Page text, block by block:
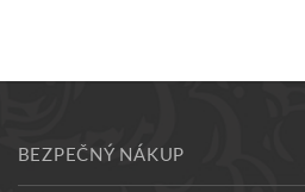
BEZPEČNÝ NÁKUP